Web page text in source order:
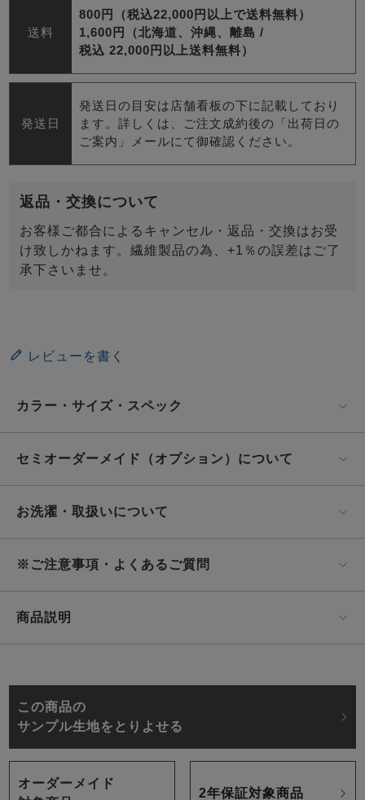
送料
800円（税込22,000円以上で送料無料）
1,600円（北海道、沖縄、離島 /
税込 22,000円以上送料無料）
発送日
発送日の目安は店舗看板の下に記載しており
ます。詳しくは、ご注文成約後の「出荷日の
ご案内」メールにて御確認ください。
返品・交換について
お客様ご都合によるキャンセル・返品・交換はお受
け致しかねます。繊維製品の為、+1％の誤差はご了
承下さいませ。
レビューを書く
カラー・サイズ・スペック
セミオーダーメイド（オプション）について
お洗濯・取扱いについて
※ご注意事項・よくあるご質問
商品説明
この商品の
サンプル生地をとりよせる
オーダーメイド
2年保証対象商品